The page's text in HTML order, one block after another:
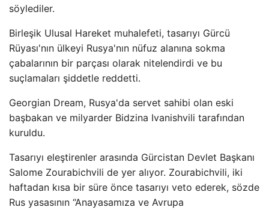
söylediler.
Birleşik Ulusal Hareket muhalefeti, tasarıyı Gürcü
Rüyası'nın ülkeyi Rusya'nın nüfuz alanına sokma
çabalarının bir parçası olarak nitelendirdi ve bu
suçlamaları şiddetle reddetti.
Georgian Dream, Rusya'da servet sahibi olan eski
başbakan ve milyarder Bidzina Ivanishvili tarafından
kuruldu.
Tasarıyı eleştirenler arasında Gürcistan Devlet Başkanı
Salome Zourabichvili de yer alıyor. Zourabichvili, iki
haftadan kısa bir süre önce tasarıyı veto ederek, sözde
Rus yasasının “Anayasamıza ve Avrupa